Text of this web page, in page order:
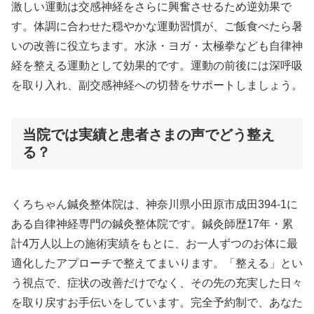
激しい運動は交感神経をさらに興奮させるため逆効果で
す。体調に合わせた穏やかな運動習慣が、ご飯食べたら暑
いの改善に役立ちます。水泳・ヨガ・太極拳なども自律神
経を整える運動として効果的です。運動の前後には深呼吸
を取り入れ、副交感神経への切替をサポートしましょう。
当院では実績と患者さまの声でどう整え
る？
くろちゃん鍼灸整体院は、神奈川県小田原市成田394-1に
ある自律神経専門の鍼灸整体院です。鍼灸師歴17年・累
計4万人以上の施術実績をもとに、お一人ずつのお体に最
適化したアプローチで整えてまいります。「整える」とい
う視点で、症状の改善だけでなく、その先の充実した日々
を取り戻すお手伝いをしています。完全予約制で、あなた